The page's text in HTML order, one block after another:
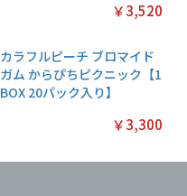
￥3,520
カラフルピーチ ブロマイド
ガム からぴちピクニック【1
BOX 20パック入り】
￥3,300